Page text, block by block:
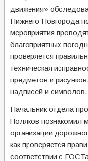
движения»
Нижнего Новгорода
мероприятия
благоприятных
проверяется
техническая
предметов и
надписей и символов.
Начальник отдела
Поляков познакомил
организации
как проверяется
соответствии с